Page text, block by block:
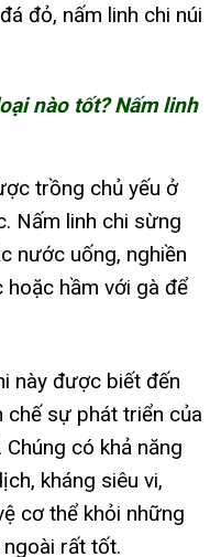
đỏ, nấm linh chi núi
nào tốt? Nấm linh
trồng chủ yếu ở
Nấm linh chi sừng
nước uống, nghiền
hầm với gà để
này được biết đến
chế sự phát triển của
có khả năng
kháng siêu vi,
cơ thể khỏi những
rất tốt.